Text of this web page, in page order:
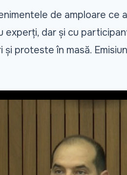
de amploare ce
dar și cu
proteste în masă.